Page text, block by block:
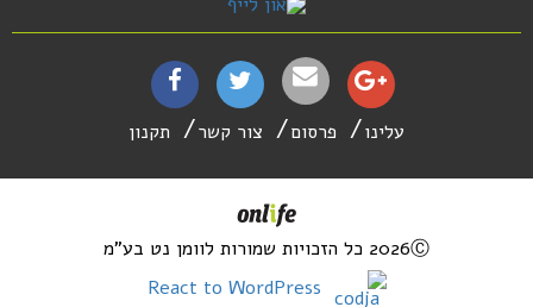
עלינו פרסום צור קשר תקנון
2026Ⓒ כל הזכויות שמורות לוומן נט בע"מ